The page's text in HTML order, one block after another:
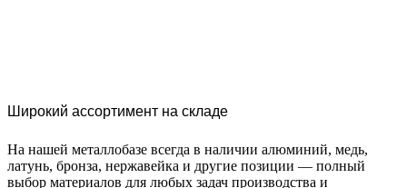
Широкий ассортимент на складе
На нашей металлобазе всегда в наличии алюминий, медь,
латунь, бронза, нержавейка и другие позиции — полный
выбор материалов для любых задач производства и